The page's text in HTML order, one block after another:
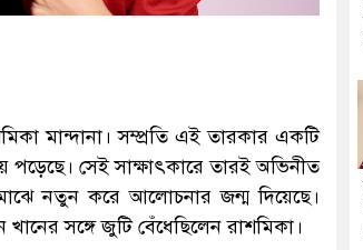
মান্দানা। সম্প্রতি এই তারকার একটি
সেই সাক্ষাৎকারে তারই অভিনীত
মাঝে নতুন করে আলোচনার জন্ম দিয়েছে।
সঙ্গে জুটি বেঁধেছিলেন রাশমিকা।